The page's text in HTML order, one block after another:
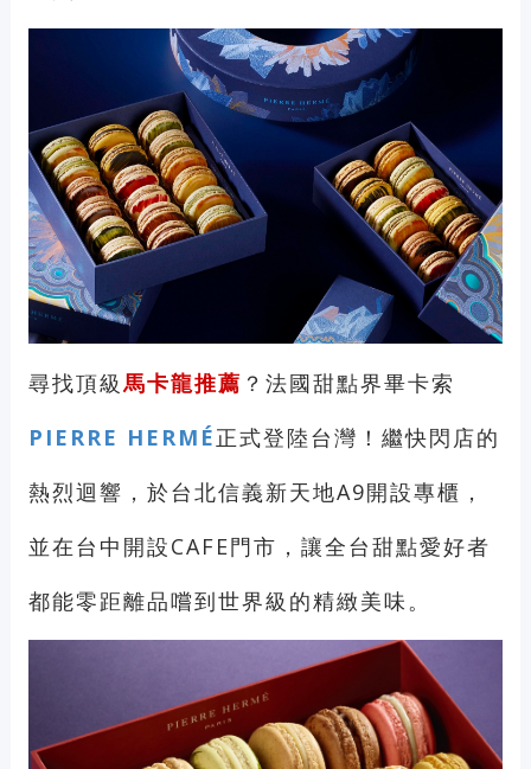
尋找頂級馬卡龍推薦 ？法國甜點界畢卡索
PIERRE HERMÉ正式登陸台灣！繼快閃店的
熱烈迴響，於台北信義新天地A9開設專櫃，
並在台中開設CAFE門市，讓全台甜點愛好者
都能零距離品嚐到世界級的精緻美味。